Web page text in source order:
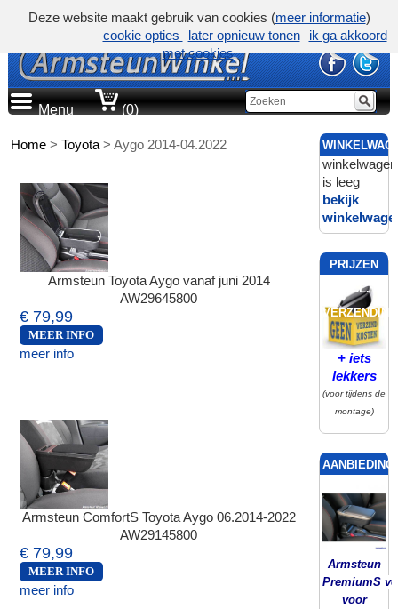
Menu (0)
Home >Toyota >Aygo 2014-04.2022
Armsteun Toyota Aygo vanaf juni 2014
AW29645800
€ 79,99
MEER INFO
meer info
Armsteun ComfortS Toyota Aygo 06.2014-2022
AW29145800
€ 79,99
MEER INFO
meer info
winkelwagen
is leeg
bekijk
PRIJZEN
INCL.
VERZENDING
+ iets
lekkers
(voor tijdens de
montage)
Armsteun
PremiumS
voor
Deze website maakt gebruik van cookies (meer informatie)
cookie opties
later opnieuw tonen
ik ga akkoord
met cookies